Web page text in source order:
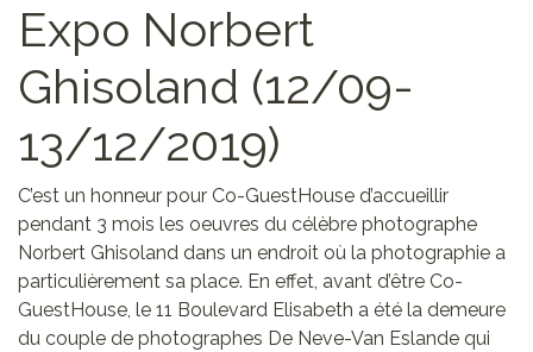
Expo Norbert
Ghisoland (12/09-
13/12/2019)
C’est un honneur pour Co-GuestHouse d’accueillir
pendant 3 mois les oeuvres du célèbre photographe
Norbert Ghisoland dans un endroit où la photographie a
particulièrement sa place. En effet, avant d’être Co-
GuestHouse, le 11 Boulevard Elisabeth a été la demeure
du couple de photographes De Neve-Van Eslande qui